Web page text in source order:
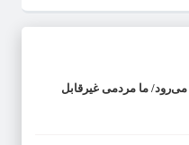
می‌رود/ ما مردمی غیرقابل